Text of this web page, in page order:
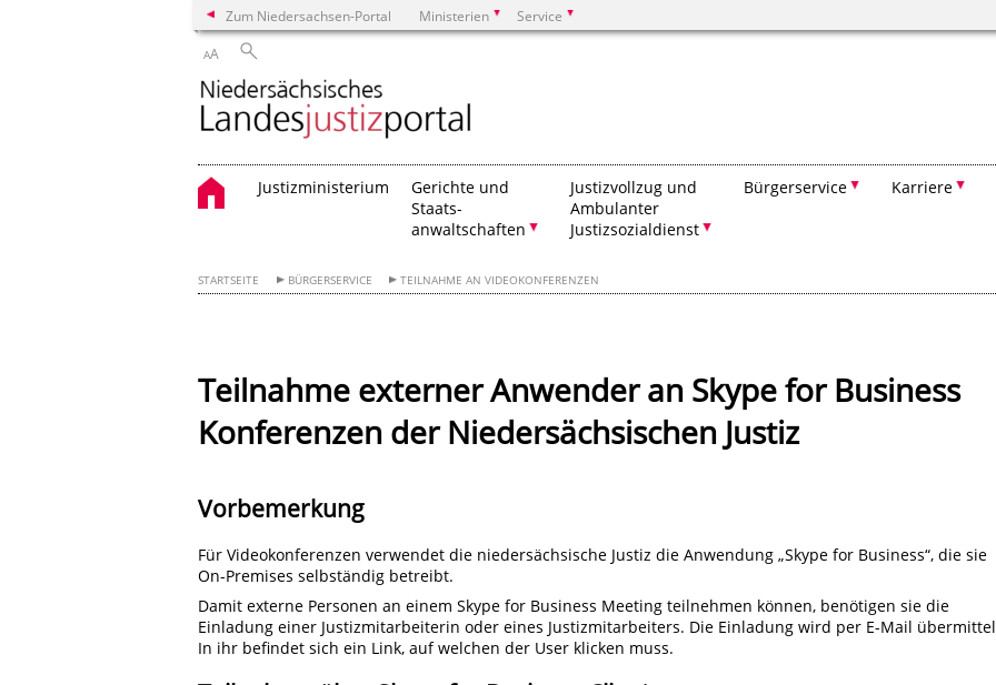
Zum Niedersachsen-Portal Ministerien Service
AA
Justizministerium
Gerichte und
Staats-
anwaltschaften
Justizvollzug und
Ambulanter
Justizsozialdienst
Bürgerservice Karriere
STARTSEITE BÜRGERSERVICE TEILNAHME AN VIDEOKONFERENZEN
Teilnahme externer Anwender an Skype for Business
Konferenzen der Niedersächsischen Justiz
Vorbemerkung
Für Videokonferenzen verwendet die niedersächsische Justiz die Anwendung „Skype for Business“, die sie
On-Premises selbständig betreibt.
Damit externe Personen an einem Skype for Business Meeting teilnehmen können, benötigen sie die
Einladung einer Justizmitarbeiterin oder eines Justizmitarbeiters. Die Einladung wird per E-Mail
In ihr befindet sich ein Link, auf welchen der User klicken muss.